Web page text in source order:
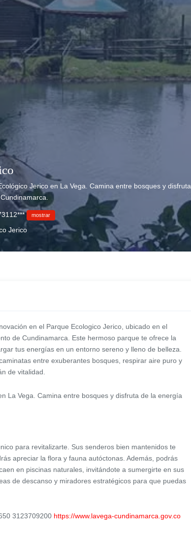
Jerico en La Vega. Camina entre bosques y disfruta
mostrar
Jerico
en el Parque Ecologico Jerico, ubicado en el
de Cundinamarca. Este hermoso parque te ofrece la
tus energías en un entorno sereno y lleno de belleza.
entre exuberantes bosques, respirar aire puro y
de vitalidad.
La Vega. Camina entre bosques y disfruta de la energía
para revitalizarte. Sus senderos bien mantenidos te
apreciar la flora y fauna autóctonas. Además, podrás
en piscinas naturales, invitándote a sumergirte en sus
de descanso y miradores estratégicos para que puedas
3123709200 https://www.lavega-cundinamarca.gov.co